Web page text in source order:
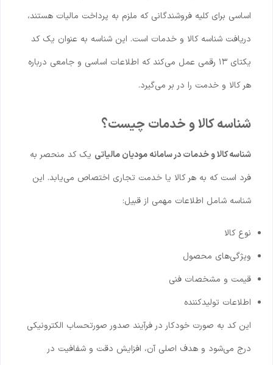
اساسی برای کلیه فروشندگانی که ملزم به پرداخت مالیات هستند،
دریافت شناسه کالا و خدمات است. این شناسه به عنوان یک کد
یکتای ۱۳ رقمی عمل می‌کند که اطلاعات اساسی و جامعی درباره
هر کالا و خدمت را در بر می‌گیرد.
شناسه کالا و خدمات چیست؟
شناسه کالا و خدمات در سامانه مودیان مالیاتی یک کد منحصر به
فرد است که به هر کالا یا خدمت تجاری اختصاص می‌یابد. این
شناسه شامل اطلاعات مهمی از قبیل:
نوع کالا
ویژگی‌های محصول
قیمت و مشخصات فنی
اطلاعات تولیدکننده
این کد به صورت خودکار در فرآیند صدور صورتحساب الکترونیکی
درج می‌شود و هدف اصلی آن، افزایش دقت و شفافیت در